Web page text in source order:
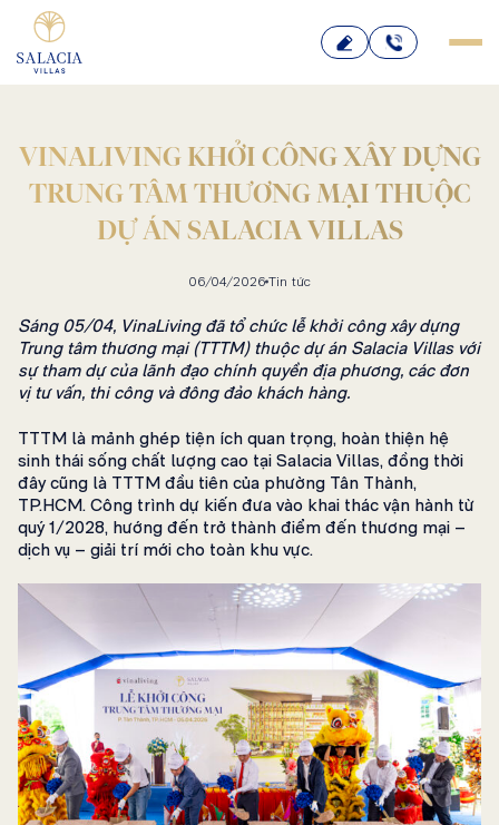
nội
VINALIVING KHỞI CÔNG XÂY DỰNG
TRUNG TÂM THƯƠNG MẠI THUỘC
DỰ ÁN SALACIA VILLAS
06/04/2026Tin tức
Sáng 05/04, VinaLiving đã tổ chức lễ khởi công xây dựng
Trung tâm thương mại (TTTM) thuộc dự án Salacia Villas với
sự tham dự của lãnh đạo chính quyền địa phương, các đơn
vị tư vấn, thi công và đông đảo khách hàng.
TTTM là mảnh ghép tiện ích quan trọng, hoàn thiện hệ
sinh thái sống chất lượng cao tại Salacia Villas, đồng thời
đây cũng là TTTM đầu tiên của phường Tân Thành,
TP.HCM. Công trình dự kiến đưa vào khai thác vận hành từ
quý 1/2028, hướng đến trở thành điểm đến thương mại –
dịch vụ – giải trí mới cho toàn khu vực.